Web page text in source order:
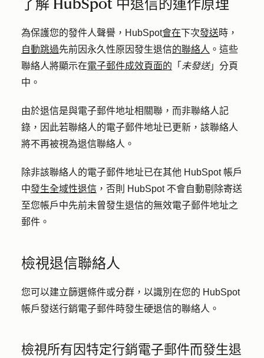
了解 HubSpot 中退信的運作原理
為保護您的發件人聲譽，HubSpot會在下次發送時，
自動跳過先前因永久性原因發生退信的聯絡人 。這些
聯絡人將顯示在電子郵件成效頁面的 「 未發送」分頁
中。
由於退信是與電子郵件地址相關聯，而非聯絡人記
錄，因此若聯絡人的電子郵件地址已更新，該聯絡人
將不再被視為退信聯絡人。
除非該聯絡人的電子郵件地址已在其他 HubSpot 帳戶
中發生全域性退信 ，否則 HubSpot 不會自動剔除寄送
至您帳戶中先前未曾發生退信的無效電子郵件地址之
郵件。
檢視退信聯絡人
您可以建立篩選條件或分群，以識別在您的 HubSpot
帳戶發送行銷電子郵件時發生硬退信的聯絡人。
檢視所有因特定行銷電子郵件而發生退